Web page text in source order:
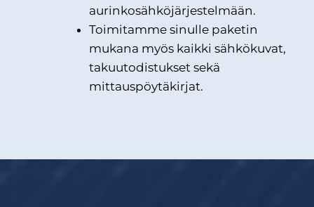
aurinkosähköjärjestelmään.
Toimitamme sinulle paketin
mukana myös kaikki sähkökuvat,
takuutodistukset sekä
mittauspöytäkirjat.